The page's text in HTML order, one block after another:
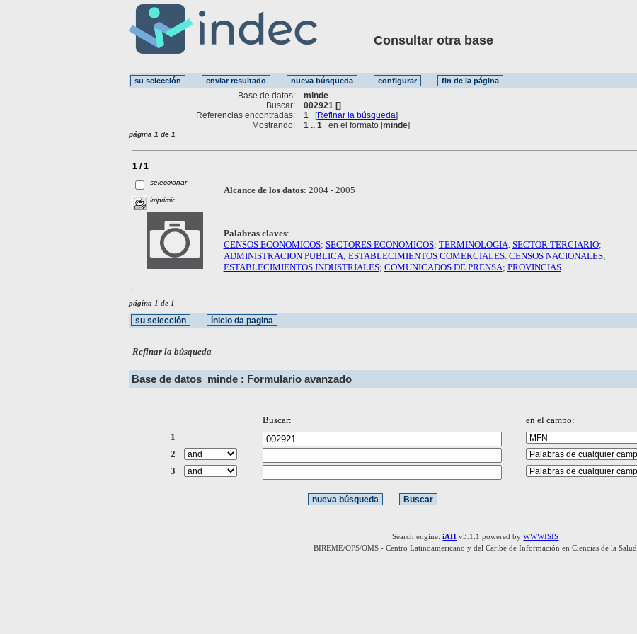
Consultar otra base
Base de datos:
minde
Buscar:
002921 []
Referencias encontradas:
1 [Refinar la búsqueda]
Mostrando:
1 .. 1 en el formato [minde]
página 1 de 1
1 / 1
seleccionar
imprimir
Alcance de los datos: 2004 - 2005
Palabras claves:
CENSOS ECONOMICOS; SECTORES ECONOMICOS; TERMINOLOGIA SECTOR TERCIARIO;
ADMINISTRACION PUBLICA; ESTABLECIMIENTOS COMERCIALES. CENSOS NACIONALES;
ESTABLECIMIENTOS INDUSTRIALES; COMUNICADOS DE PRENSA; PROVINCIAS
página 1 de 1
Refinar la búsqueda
Base de datos minde : Formulario avanzado
Buscar:
en el campo:
1
2
3
Search engine:iAH v3.1.1 powered byWWWISIS
BIREME/OPS/OMS - Centro Latinoamericano y del Caribe de Información en Ciencias de la Salud